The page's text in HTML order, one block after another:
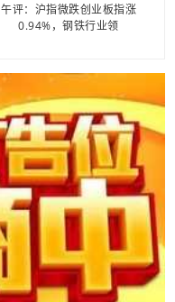
午评：沪指微跌创业板指涨
0.94%，钢铁行业领